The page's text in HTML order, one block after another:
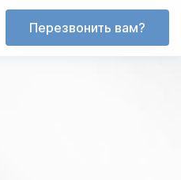
Перезвонить вам?